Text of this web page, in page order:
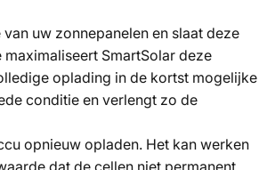
uw zonnepanelen en slaat deze
SmartSolar deze
oplading in de kortst mogelijke
conditie en verlengt zo de
opnieuw opladen. Het kan werken
dat de cellen niet permanent